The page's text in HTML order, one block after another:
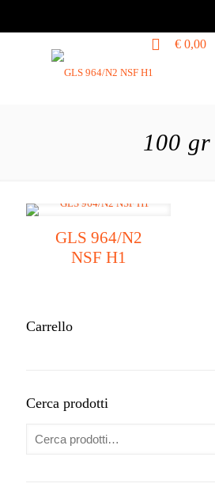
€ 0,00
100 gr
GLS 964/N2
NSF H1
Carrello
Cerca prodotti